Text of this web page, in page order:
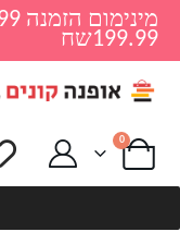
199.99שח
0